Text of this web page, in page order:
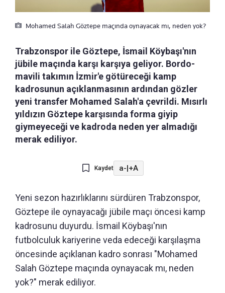
Mohamed Salah Göztepe maçında oynayacak mı, neden yok?
Trabzonspor ile Göztepe, İsmail Köybaşı'nın
jübile maçında karşı karşıya geliyor. Bordo-
mavili takımın İzmir'e götüreceği kamp
kadrosunun açıklanmasının ardından gözler
yeni transfer Mohamed Salah'a çevrildi. Mısırlı
yıldızın Göztepe karşısında forma giyip
giymeyeceği ve kadroda neden yer almadığı
merak ediliyor.
Kaydet a-|+A
Yeni sezon hazırlıklarını sürdüren Trabzonspor,
Göztepe ile oynayacağı jübile maçı öncesi kamp
kadrosunu duyurdu. İsmail Köybaşı'nın
futbolculuk kariyerine veda edeceği karşılaşma
öncesinde açıklanan kadro sonrası "Mohamed
Salah Göztepe maçında oynayacak mı, neden
yok?" merak ediliyor.